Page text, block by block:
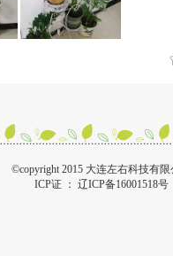
©copyright 2015 大连左右科技有限
ICP证 ： 辽ICP备16001518号